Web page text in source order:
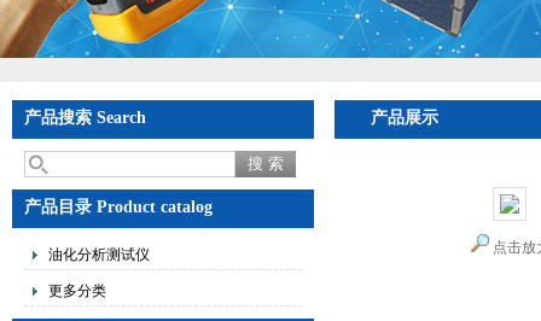
产品搜索 Search
产品目录 Product catalog
油化分析测试仪
更多分类
产品展示
点击放